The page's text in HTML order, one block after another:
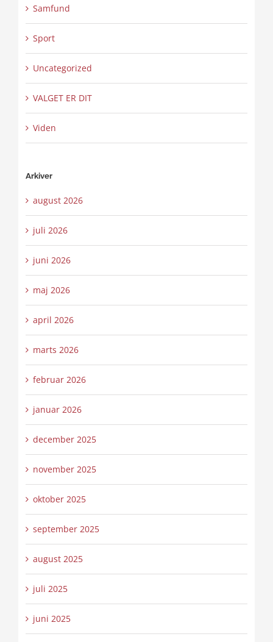
Samfund
Sport
Uncategorized
VALGET ER DIT
Viden
Arkiver
august 2026
juli 2026
juni 2026
maj 2026
april 2026
marts 2026
februar 2026
januar 2026
december 2025
november 2025
oktober 2025
september 2025
august 2025
juli 2025
juni 2025